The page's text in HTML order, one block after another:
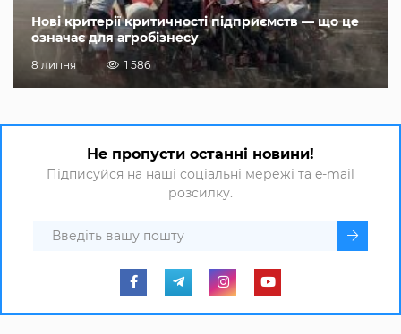
Нові критерії критичності підприємств — що це
означає для агробізнесу
8 липня 1 586
Не пропусти останні новини!
Підписуйся на наші соціальні мережі та e-mail
розсилку.